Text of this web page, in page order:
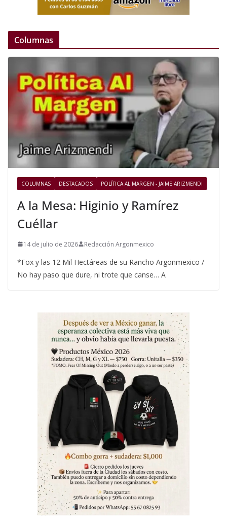
Columnas
COLUMNAS DESTACADOS POLÍTICA AL MARGEN - JAIME ARIZMENDI
A la Mesa: Higinio y Ramírez
Cuéllar
14 de julio de 2026 Redacción Argonmexico
*Fox y las 12 Mil Hectáreas de su Rancho Argonmexico /
No hay paso que dure, ni trote que canse… A